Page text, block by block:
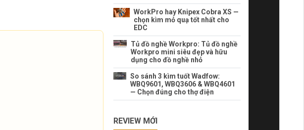
WorkPro hay Knipex Cobra XS —
chọn kìm mỏ quạ tốt nhất cho
EDC
Tủ đồ nghề Workpro: Tủ đồ nghề
Workpro mini siêu đẹp và hữu
dụng cho đồ nghề nhỏ
So sánh 3 kìm tuốt Wadfow:
WBQ9601, WBQ3606 & WBQ4601
— Chọn đúng cho thợ điện
REVIEW MỚI